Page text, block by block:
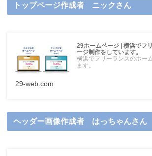
トップページ作成者 ニックさん
29ホームページ | 横浜でフ
ージ制作をしています。
横浜でフリーランスのホー
ます。
29-web.com
ヘッダー画像作成者 はっちゃんさん